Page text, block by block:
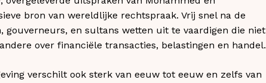
bron van wereldlijke rechtspraak. Vrij snel na de
en sultans wetten uit te vaardigen die niet
over financiële transacties, belastingen en handel.
verschilt ook sterk van eeuw tot eeuw en zelfs van